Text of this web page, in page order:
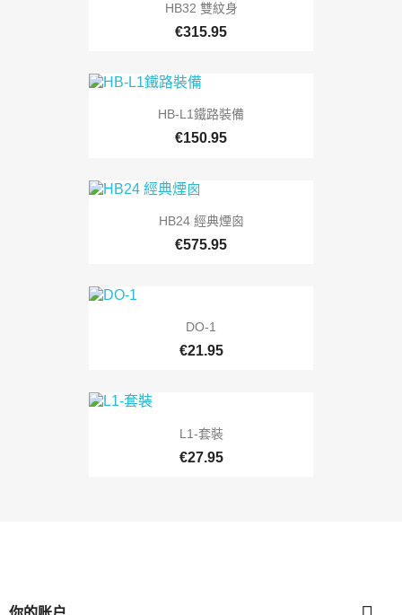
HB32 雙紋身
€315.95
HB-L1鐵路裝備
€150.95
HB24 經典煙囪
€575.95
DO-1
€21.95
L1-套裝
€27.95